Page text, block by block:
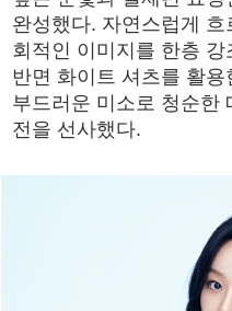
완성했다. 자연스럽게
회적인 이미지를 한층
반면 화이트 셔츠를 활
부드러운 미소로 청순한
전을 선사했다.